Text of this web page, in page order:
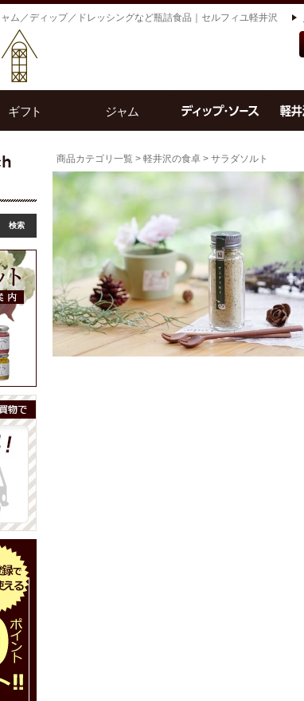
ム／ディップ／ドレッシングなど瓶詰食品｜セルフィユ軽井沢
商品カテゴリ一覧 > 軽井沢の食卓 > サラダソルト